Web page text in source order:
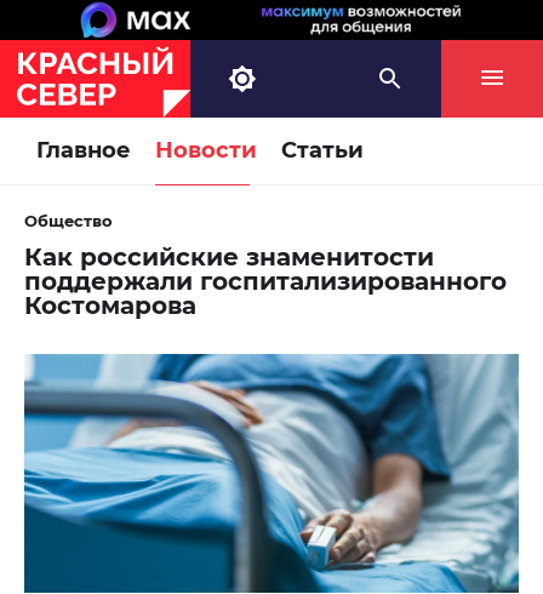
Главное Новости Статьи
Общество
Как российские знаменитости
поддержали госпитализированного
Костомарова